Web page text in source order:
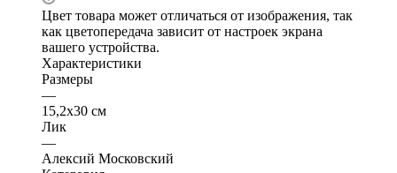
Цвет товара может отличаться от изображения, так
как цветопередача зависит от настроек экрана
вашего устройства.
Характеристики
Размеры
—
15,2х30 см
Лик
—
Алексий Московский